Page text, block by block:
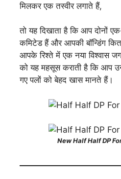
मिलकर एक तस्वीर लगाते हैं,
तो यह दिखाता है कि आप दोनों
कमिटेड हैं और आपकी बॉन्डिंग
आपके रिश्ते में एक नया विश्वास
को यह महसूस कराती है कि आप
गए पलों को बेहद खास मानते हैं।
New Half Half DP